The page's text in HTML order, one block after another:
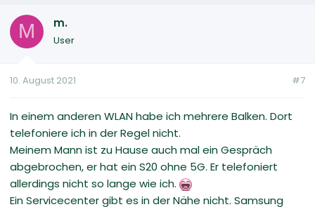
M m.
User
10. August 2021 #7
In einem anderen WLAN habe ich mehrere Balken. Dort
telefoniere ich in der Regel nicht.
Meinem Mann ist zu Hause auch mal ein Gespräch
abgebrochen, er hat ein S20 ohne 5G. Er telefoniert
allerdings nicht so lange wie ich.
Ein Servicecenter gibt es in der Nähe nicht. Samsung